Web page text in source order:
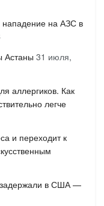
нападение на АЗС в
Астаны 31 июля,
аллергиков. Как
легче
и переходит к
задержали в США —